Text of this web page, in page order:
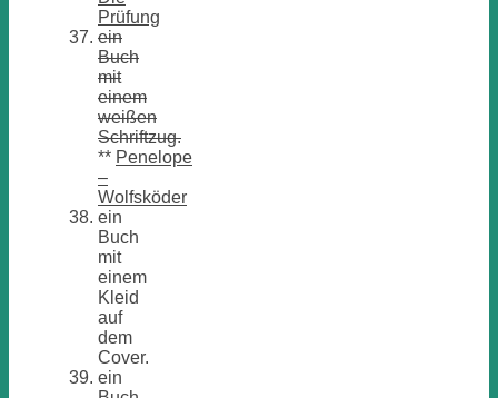
Prüfung
ein
Buch
mit
einem
weißen
Schriftzug.
** Penelope
–
Wolfsköder
ein
Buch
mit
einem
Kleid
auf
dem
Cover.
ein